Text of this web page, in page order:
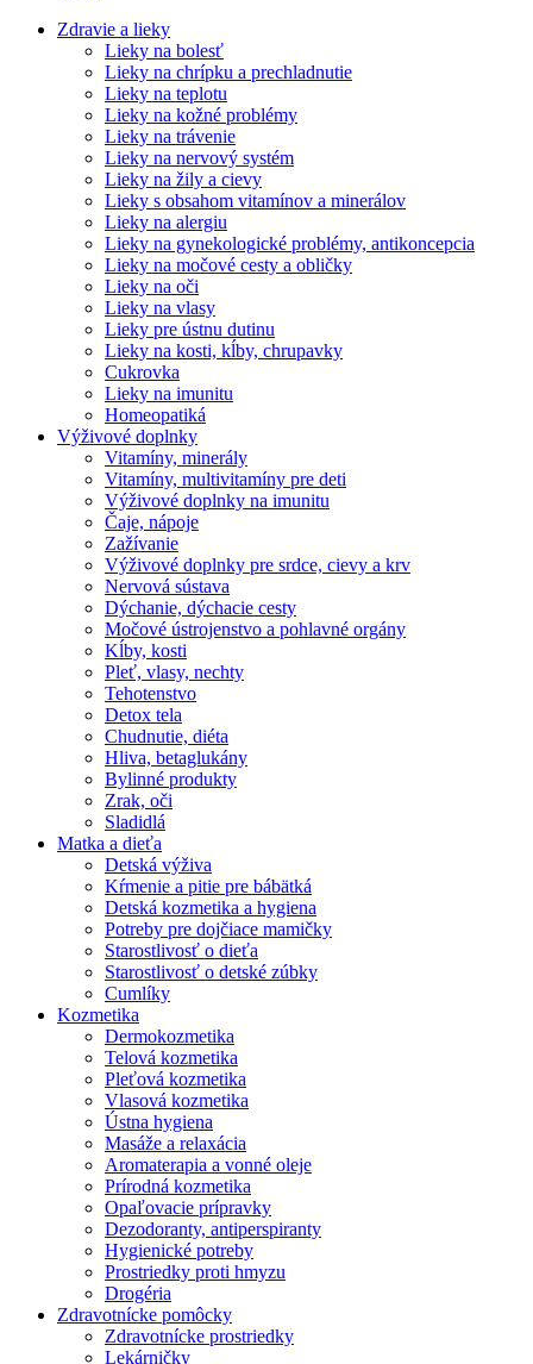
Zdravie a lieky
Lieky na bolesť
Lieky na chrípku a prechladnutie
Lieky na teplotu
Lieky na kožné problémy
Lieky na trávenie
Lieky na nervový systém
Lieky na žily a cievy
Lieky s obsahom vitamínov a minerálov
Lieky na alergiu
Lieky na gynekologické problémy, antikoncepcia
Lieky na močové cesty a obličky
Lieky na oči
Lieky na vlasy
Lieky pre ústnu dutinu
Lieky na kosti, kĺby, chrupavky
Cukrovka
Lieky na imunitu
Homeopatiká
Výživové doplnky
Vitamíny, minerály
Vitamíny, multivitamíny pre deti
Výživové doplnky na imunitu
Čaje, nápoje
Zažívanie
Výživové doplnky pre srdce, cievy a krv
Nervová sústava
Dýchanie, dýchacie cesty
Močové ústrojenstvo a pohlavné orgány
Kĺby, kosti
Pleť, vlasy, nechty
Tehotenstvo
Detox tela
Chudnutie, diéta
Hliva, betaglukány
Bylinné produkty
Zrak, oči
Sladidlá
Matka a dieťa
Detská výživa
Kŕmenie a pitie pre bábätká
Detská kozmetika a hygiena
Potreby pre dojčiace mamičky
Starostlivosť o dieťa
Starostlivosť o detské zúbky
Cumlíky
Kozmetika
Dermokozmetika
Telová kozmetika
Pleťová kozmetika
Vlasová kozmetika
Ústna hygiena
Masáže a relaxácia
Aromaterapia a vonné oleje
Prírodná kozmetika
Opaľovacie prípravky
Dezodoranty, antiperspiranty
Hygienické potreby
Prostriedky proti hmyzu
Drogéria
Zdravotnícke pomôcky
Zdravotnícke prostriedky
Lekárničky